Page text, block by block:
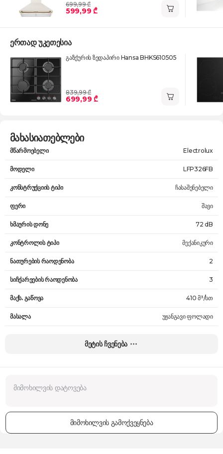
699,99 ₾
599,99 ₾
ერთად უკეთესია
გაზქურის ზედაპირი Hansa BHKS610505
839,99 ₾
699,99 ₾
მახასიათებლები
მწარმოებელი Electrolux
მოდელი LFP326FB
კონსტრუქციის ტიპი ჩასაშენებელი
ფერი შავი
ხმაურის დონე 72 dB
კონტროლის ტიპი მექანიკური
ნათურების რაოდენობა 2
სიჩქარეების რაოდენობა 3
მაქს. გაწოვა 410 მ³/სთ
მასალა უჟანგავი ფოლადი
გარანტია
მეტის ჩვენება
მიმოხილვის გამოქვეყნება